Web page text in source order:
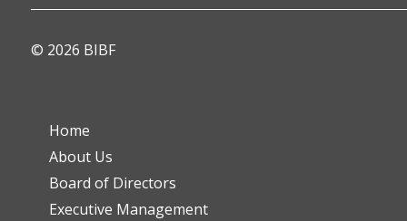
© 2026 BIBF
Home
About Us
Board of Directors
Executive Management